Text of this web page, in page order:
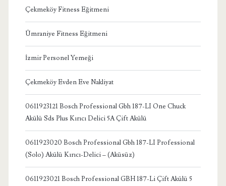
Çekmeköy Fitness Eğitmeni
Ümraniye Fitness Eğitmeni
İzmir Personel Yemeği
Çekmeköy Evden Eve Nakliyat
0611923121 Bosch Professional Gbh 187-LI One Chuck
Akülü Sds Plus Kırıcı Delici 5A Çift Akülü
0611923020 Bosch Professional Gbh 187-LI Professional
(Solo) Akülü Kırıcı-Delici – (Aküsüz)
0611923021 Bosch Professional GBH 187-Li Çift Akülü 5